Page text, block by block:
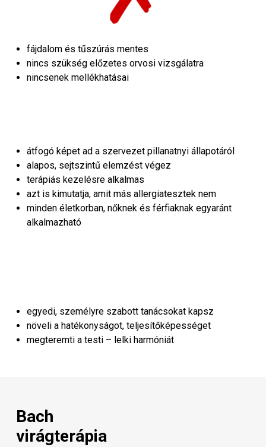
fájdalom és tűszúrás mentes
nincs szükség előzetes orvosi vizsgálatra
nincsenek mellékhatásai
átfogó képet ad a szervezet pillanatnyi állapotáról
alapos, sejtszintű elemzést végez
terápiás kezelésre alkalmas
azt is kimutatja, amit más allergiatesztek nem
minden életkorban, nőknek és férfiaknak egyaránt
alkalmazható
egyedi, személyre szabott tanácsokat kapsz
növeli a hatékonyságot, teljesítőképességet
megteremti a testi – lelki harmóniát
Bach
virágterápia